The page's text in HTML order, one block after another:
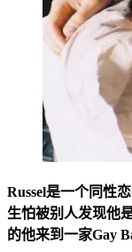
Russel是一个同性
生怕被别人发现他
的他来到一家Gay